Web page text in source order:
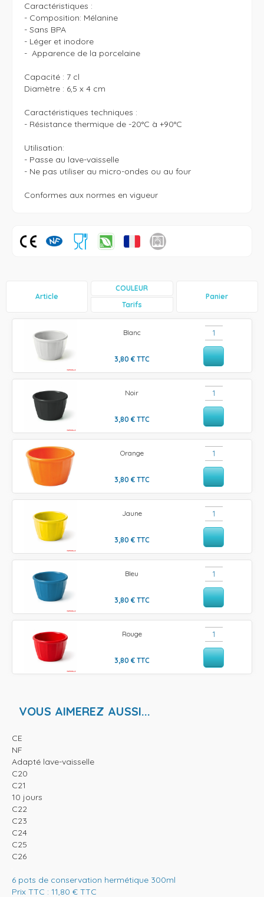
Caractéristiques :
- Composition: Mélanine
- Sans BPA
- Léger et inodore
-  Apparence de la porcelaine
Capacité : 7 cl
Diamètre : 6,5 x 4 cm
Caractéristiques techniques :
- Résistance thermique de -20°C à +90°C
Utilisation:
- Passe au lave-vaisselle
- Ne pas utiliser au micro-ondes ou au four
Conformes aux normes en vigueur
Article
COULEUR
Tarifs
Panier
Blanc
3,80 € TTC
Noir
3,80 € TTC
Orange
3,80 € TTC
Jaune
3,80 € TTC
Bleu
3,80 € TTC
Rouge
3,80 € TTC
VOUS AIMEREZ AUSSI...
CE
NF
Adapté lave-vaisselle
C20
C21
10 jours
C22
C23
C24
C25
C26
6 pots de conservation hermétique 300ml
Prix TTC : 11,80 € TTC